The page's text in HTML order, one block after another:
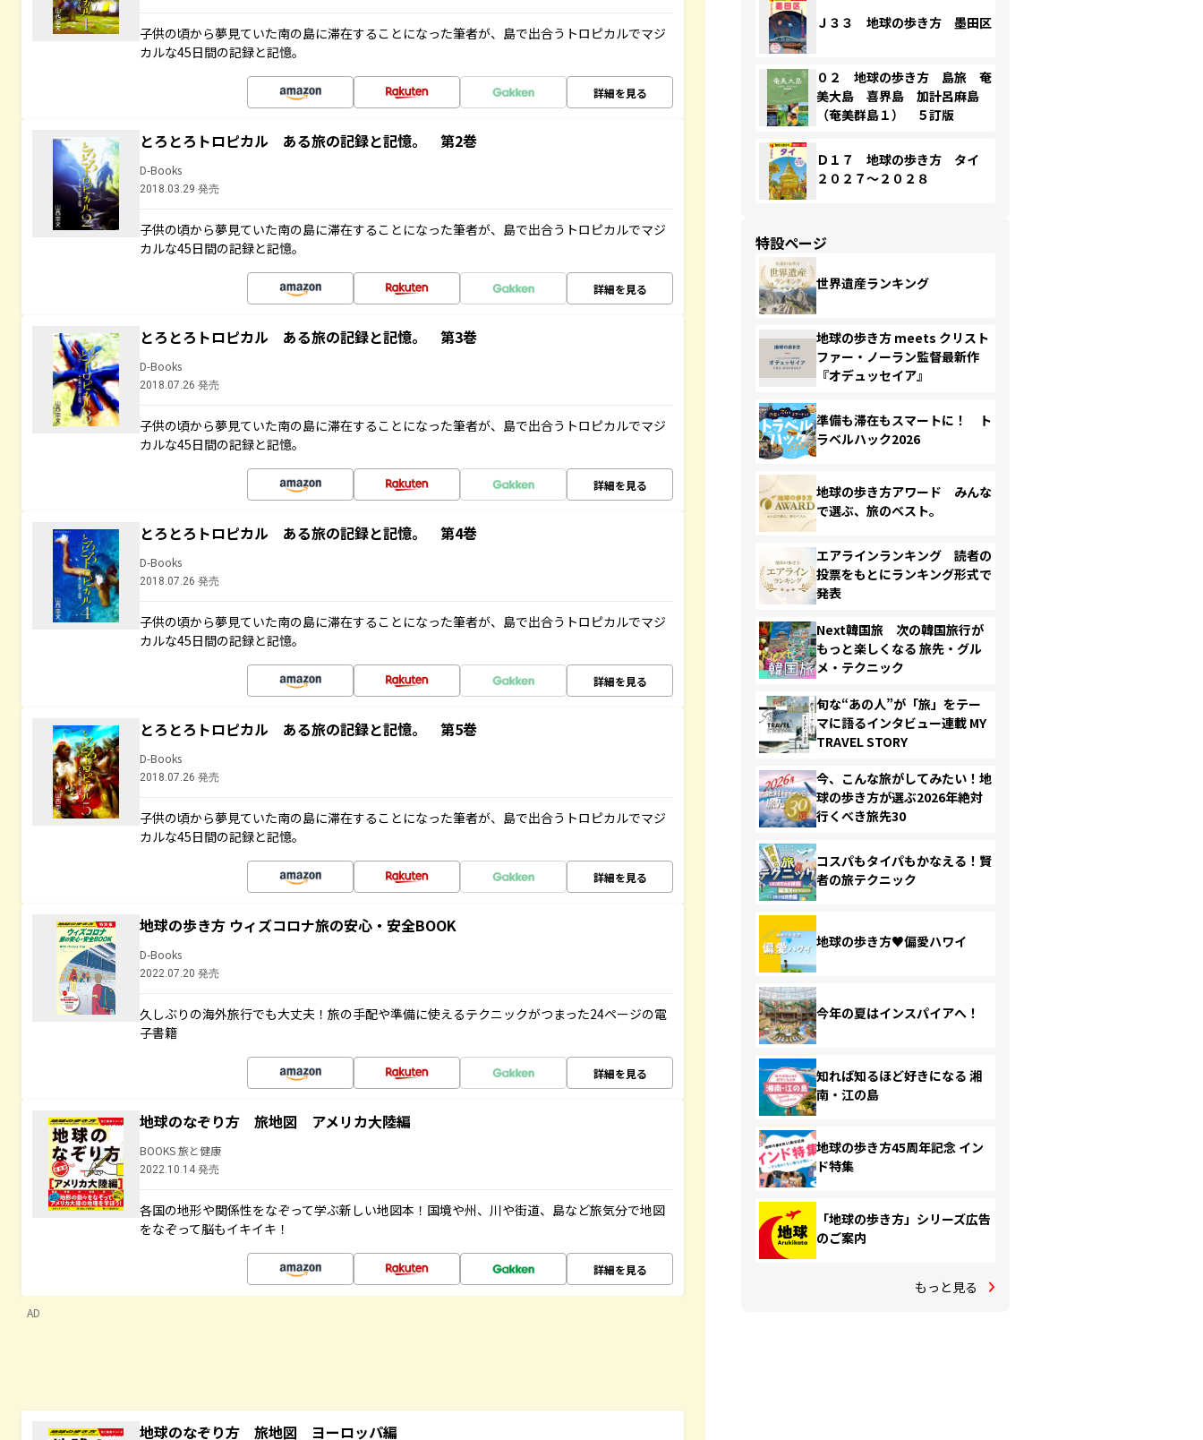
子供の頃から夢見ていた南の島に滞在することになった筆者が、島で出合うトロピカルでマジ
カルな45日間の記録と記憶。
詳細を見る
とろとろトロピカル ある旅の記録と記憶。 第2巻
D-Books
2018.03.29 発売
子供の頃から夢見ていた南の島に滞在することになった筆者が、島で出合うトロピカルでマジ
カルな45日間の記録と記憶。
詳細を見る
とろとろトロピカル ある旅の記録と記憶。 第3巻
D-Books
2018.07.26 発売
子供の頃から夢見ていた南の島に滞在することになった筆者が、島で出合うトロピカルでマジ
カルな45日間の記録と記憶。
詳細を見る
とろとろトロピカル ある旅の記録と記憶。 第4巻
D-Books
2018.07.26 発売
子供の頃から夢見ていた南の島に滞在することになった筆者が、島で出合うトロピカルでマジ
カルな45日間の記録と記憶。
詳細を見る
とろとろトロピカル ある旅の記録と記憶。 第5巻
D-Books
2018.07.26 発売
子供の頃から夢見ていた南の島に滞在することになった筆者が、島で出合うトロピカルでマジ
カルな45日間の記録と記憶。
詳細を見る
地球の歩き方 ウィズコロナ旅の安心・安全BOOK
D-Books
2022.07.20 発売
久しぶりの海外旅行でも大丈夫！旅の手配や準備に使えるテクニックがつまった24ページの電
子書籍
詳細を見る
地球のなぞり方 旅地図 アメリカ大陸編
BOOKS 旅と健康
2022.10.14 発売
各国の地形や関係性をなぞって学ぶ新しい地図本！国境や州、川や街道、島など旅気分で地図
をなぞって脳もイキイキ！
詳細を見る
AD
地球のなぞり方 旅地図 ヨーロッパ編
Ｊ３３ 地球の歩き方 墨田区
０２ 地球の歩き方 島旅 奄
美大島 喜界島 加計呂麻島
（奄美群島１） ５訂版
Ｄ１７ 地球の歩き方 タイ
２０２７～２０２８
特設ページ
世界遺産ランキング
地球の歩き方 meets クリスト
ファー・ノーラン監督最新作
『オデュッセイア』
準備も滞在もスマートに！ ト
ラベルハック2026
地球の歩き方アワード みんな
で選ぶ、旅のベスト。
エアラインランキング 読者の
投票をもとにランキング形式で
発表
Next韓国旅 次の韓国旅行が
もっと楽しくなる 旅先・グル
メ・テクニック
旬な“あの人”が「旅」をテー
マに語るインタビュー連載 MY
TRAVEL STORY
今、こんな旅がしてみたい！地
球の歩き方が選ぶ2026年絶対
行くべき旅先30
コスパもタイパもかなえる！賢
者の旅テクニック
地球の歩き方♥偏愛ハワイ
今年の夏はインスパイアへ！
知れば知るほど好きになる 湘
南・江の島
地球の歩き方45周年記念 イン
ド特集
「地球の歩き方」シリーズ広告
のご案内
もっと見る